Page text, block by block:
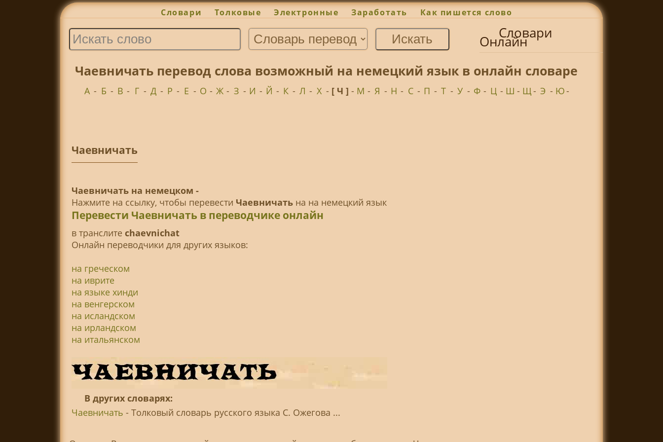
Словари Толковые Электронные Заработать Как пишется слово
Словари
Онлайн
Чаевничать перевод слова возможный на немецкий язык в онлайн словаре
А - Б - В - Г - Д - Р - Е - О - Ж - З - И - Й - К - Л - Х - [ Ч ] - М - Я - Н - С - П - Т - У - Ф - Ц - Ш - Щ- Э - Ю-
Чаевничать
Чаевничать на немецком -
Нажмите на ссылку, чтобы перевести Чаевничатьна на немецкий язык
Перевести Чаевничать в переводчике онлайн
в транслитe chaevnichat
Онлайн переводчики для других языков:
на греческом
на иврите
на языке хинди
на венгерском
на исландском
на ирландском
на итальянском
В других словарях:
Чаевничать - Толковый словарь русского языка С. Ожегова ...